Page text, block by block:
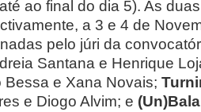
ao final do dia 5). As
a 3 e 4 de
pelo júri da
Santana e Henrique
Bessa e Xana Novais;
e Diogo Alvim; e